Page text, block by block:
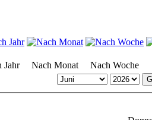
Jahr Nach Monat Nach Woche